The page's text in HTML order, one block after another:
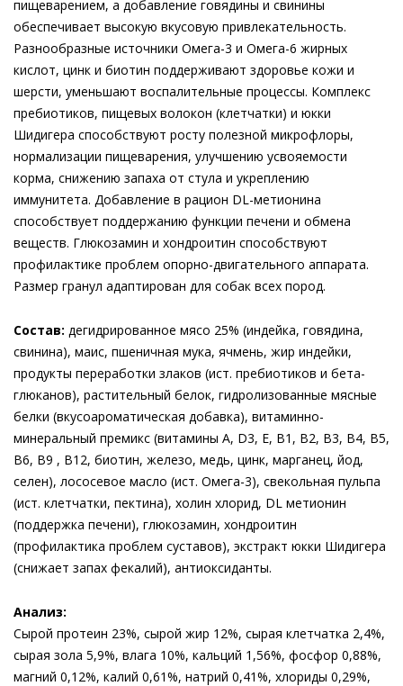
пищеварением, а добавление говядины и свинины
обеспечивает высокую вкусовую привлекательность.
Разнообразные источники Омега-3 и Омега-6 жирных
кислот, цинк и биотин поддерживают здоровье кожи и
шерсти, уменьшают воспалительные процессы. Комплекс
пребиотиков, пищевых волокон (клетчатки) и юкки
Шидигера способствуют росту полезной микрофлоры,
нормализации пищеварения, улучшению усвояемости
корма, снижению запаха от стула и укреплению
иммунитета. Добавление в рацион DL-метионина
способствует поддержанию функции печени и обмена
веществ. Глюкозамин и хондроитин способствуют
профилактике проблем опорно-двигательного аппарата.
Размер гранул адаптирован для собак всех пород.
Состав: дегидрированное мясо 25% (индейка, говядина,
свинина), маис, пшеничная мука, ячмень, жир индейки,
продукты переработки злаков (ист. пребиотиков и бета-
глюканов), растительный белок, гидролизованные мясные
белки (вкусоароматическая добавка), витаминно-
минеральный премикс (витамины А, D3, Е, В1, В2, В3, В4, В5,
В6, В9 , В12, биотин, железо, медь, цинк, марганец, йод,
селен), лососевое масло (ист. Омега-3), свекольная пульпа
(ист. клетчатки, пектина), холин хлорид, DL метионин
(поддержка печени), глюкозамин, хондроитин
(профилактика проблем суставов), экстракт юкки Шидигера
(снижает запах фекалий), антиоксиданты.
Анализ:
Сырой протеин 23%, сырой жир 12%, сырая клетчатка 2,4%,
сырая зола 5,9%, влага 10%, кальций 1,56%, фосфор 0,88%,
магний 0,12%, калий 0,61%, натрий 0,41%, хлориды 0,29%,